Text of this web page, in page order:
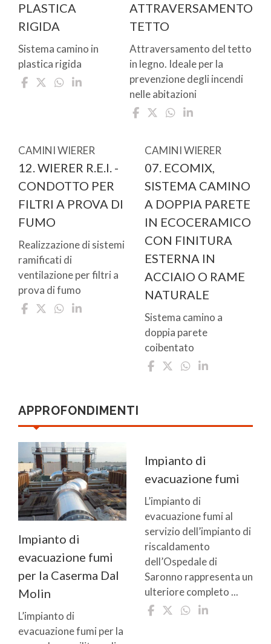
PLASTICA
RIGIDA
Sistema camino in
plastica rigida
ATTRAVERSAMENTO
TETTO
Attraversamento del tetto
in legno. Ideale per la
prevenzione degli incendi
nelle abitazioni
CAMINI WIERER
12. WIERER R.E.I. -
CONDOTTO PER
FILTRI A PROVA DI
FUMO
Realizzazione di sistemi
ramificati di
ventilazione per filtri a
prova di fumo
CAMINI WIERER
07. ECOMIX,
SISTEMA CAMINO
A DOPPIA PARETE
IN ECOCERAMICO
CON FINITURA
ESTERNA IN
ACCIAIO O RAME
NATURALE
Sistema camino a
doppia parete
coibentato
APPROFONDIMENTI
Impianto di
evacuazione fumi
per la Caserma Dal
Molin
L’impianto di
evacuazione fumi per la
Impianto di
evacuazione fumi
L’impianto di
evacuazione fumi al
servizio dell’impianto di
riscaldamento
dell’Ospedale di
Saronno rappresenta un
ulteriore completo ...